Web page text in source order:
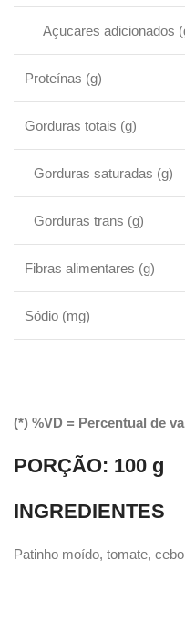
Açucares adicionados
Proteínas (g)
Gorduras totais (g)
Gorduras saturadas (g)
Gorduras trans (g)
Fibras alimentares (g)
Sódio (mg)
(*) %VD = Percentual de
PORÇÃO: 100 g
INGREDIENTES
Patinho moído, tomate,